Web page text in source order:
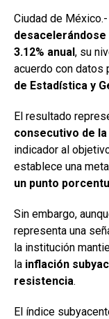
Ciudad de
desacelerándose
3.12% anual, su
acuerdo con datos
de Estadística y
El resultado
consecutivo de
indicador al
establece una
un punto
Sin embargo,
representa una
la institución
la inflación
resistencia.
El índice